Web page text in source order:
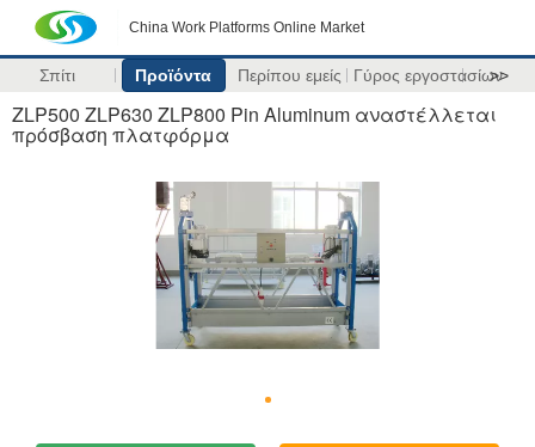
China Work Platforms Online Market
Σπίτι Προϊόντα Περίπου εμείς Γύρος εργοστασίων
>>
ZLP500 ZLP630 ZLP800 Pin Aluminum αναστέλλεται
πρόσβαση πλατφόρμα